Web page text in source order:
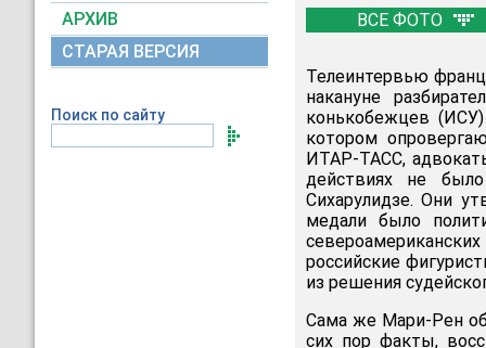
АРХИВ
СТАРАЯ ВЕРСИЯ
Поиск по сайту
ВСЕ ФОТО
Телеинтервью
накануне
конькобежцев
котором
ИТАР-ТАСС,
действиях не
Сихарулидзе. Они
медали было
российские
из решения
Сама же Мари-Рен
сих пор факты,